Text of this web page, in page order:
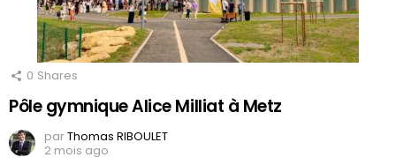
0 Shares
Pôle gymnique Alice Milliat à Metz
parThomas RIBOULET
2 mois ago